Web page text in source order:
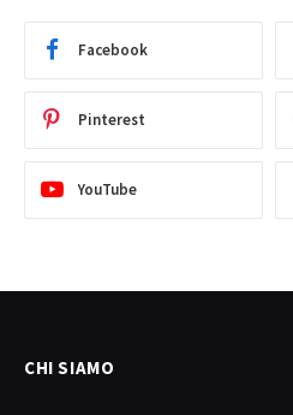
Facebook
Pinterest
YouTube
CHI SIAMO